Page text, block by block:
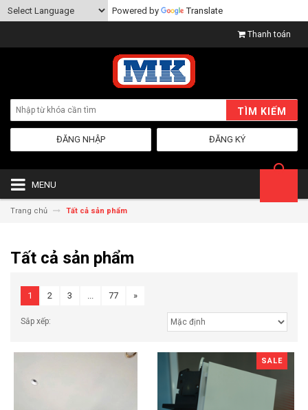
Powered by Translate
Thanh toán
TÌM KIẾM
ĐĂNG KÝ
ĐĂNG NHẬP
MENU
Trang chủ Tất cả sản phẩm
Tất cả sản phẩm
Sắp xếp:
1 2 3 ... 77 »
SALE